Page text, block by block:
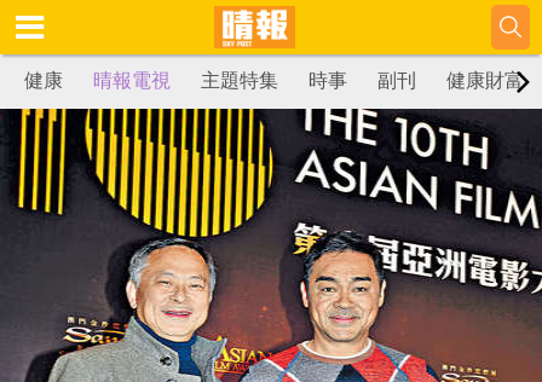
健康 晴報電視 主題特集 時事 副刊 健康財富